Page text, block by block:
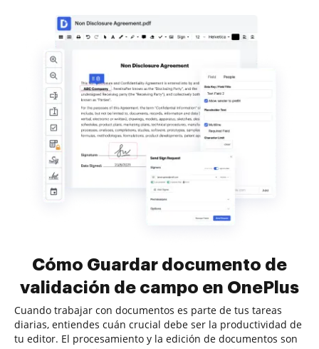
Cómo Guardar documento de
validación de campo en OnePlus
Cuando trabajar con documentos es parte de tus tareas
diarias, entiendes cuán crucial debe ser la productividad de
tu editor. El procesamiento y la edición de documentos son